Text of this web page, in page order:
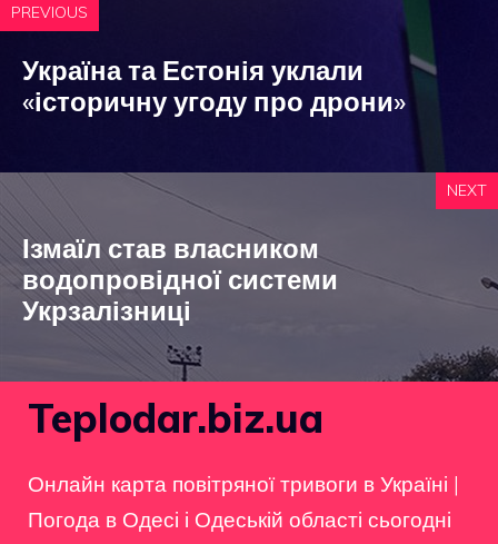
PREVIOUS
Україна та Естонія уклали
«історичну угоду про дрони»
NEXT
Ізмаїл став власником
водопровідної системи
Укрзалізниці
Teplodar.biz.ua
Онлайн карта повітряної тривоги в Україні |
Погода в Одесі і Одеській області сьогодні